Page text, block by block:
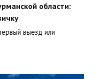
области:
выезд или